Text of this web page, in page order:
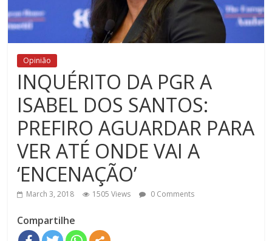
Opinião
INQUÉRITO DA PGR A
ISABEL DOS SANTOS:
PREFIRO AGUARDAR PARA
VER ATÉ ONDE VAI A
‘ENCENAÇÃO’
March 3, 2018 1505 Views 0 Comments
Compartilhe